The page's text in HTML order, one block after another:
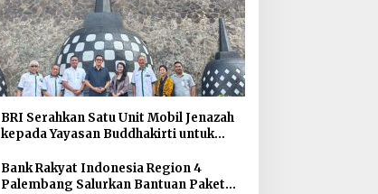
BRI Serahkan Satu Unit Mobil Jenazah
kepada Yayasan Buddhakirti untuk
Bank Rakyat Indonesia Region 4
Palembang Salurkan Bantuan Paket